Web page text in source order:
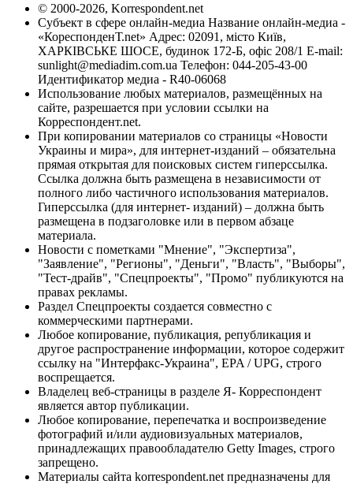
© 2000-2026, Korrespondent.net
Субъект в сфере онлайн-медиа Название онлайн-медиа -
«КореспонденТ.net» Адрес: 02091, місто Київ,
ХАРКІВСЬКЕ ШОСЕ, будинок 172-Б, офіс 208/1 E-mail:
sunlight@mediadim.com.ua Телефон: 044-205-43-00
Идентификатор медиа - R40-06068
Использование любых материалов, размещённых на
сайте, разрешается при условии ссылки на
Корреспондент.net.
При копировании материалов со страницы «Новости
Украины и мира», для интернет-изданий – обязательна
прямая открытая для поисковых систем гиперссылка.
Ссылка должна быть размещена в независимости от
полного либо частичного использования материалов.
Гиперссылка (для интернет- изданий) – должна быть
размещена в подзаголовке или в первом абзаце
материала.
Новости с пометками "Мнение", "Экспертиза",
"Заявление", "Регионы", "Деньги", "Власть", "Выборы",
"Тест-драйв", "Спецпроекты", "Промо" публикуются на
правах рекламы.
Раздел Спецпроекты создается совместно с
коммерческими партнерами.
Любое копирование, публикация, републикация и
другое распространение информации, которое содержит
ссылку на "Интерфакс-Украина", EPA / UPG, строго
воспрещается.
Владелец веб-страницы в разделе Я- Корреспондент
является автор публикации.
Любое копирование, перепечатка и воспроизведение
фотографий и/или аудиовизуальных материалов,
принадлежащих правообладателю Getty Images, строго
запрещено.
Материалы сайта korrespondent.net предназначены для